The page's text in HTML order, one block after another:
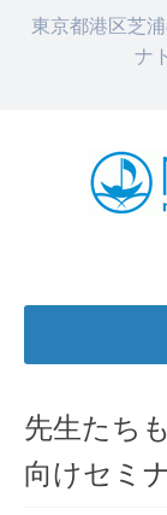
東京都港区芝
ナ
to
content
先生たち
向けセミ